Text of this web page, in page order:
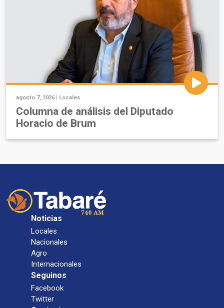
agosto 7, 2026 | Locales
Columna de análisis del Diputado
Horacio de Brum
Noticias
Locales
Nacionales
Agro
Internacionales
Seguinos
Facebook
Twitter